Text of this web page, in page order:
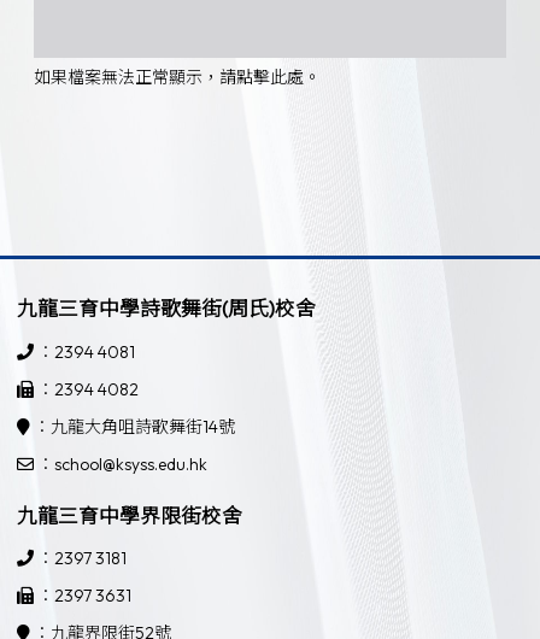
如果檔案無法正常顯示，請點擊此處。
九龍三育中學詩歌舞街(周氏)校舍
：2394 4081
：2394 4082
：九龍大角咀詩歌舞街14號
：school@ksyss.edu.hk
九龍三育中學界限街校舍
：2397 3181
：2397 3631
：九龍界限街52號